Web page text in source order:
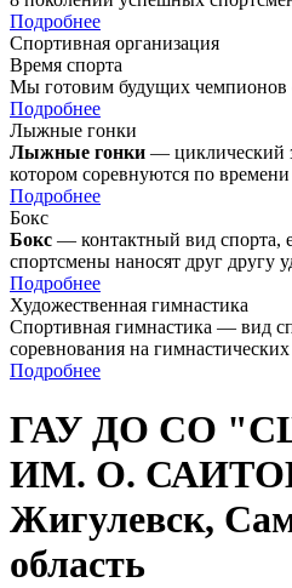
Подробнее
Спортивная организация
Время спорта
Мы готовим будущих чемпионов
Подробнее
Лыжные гонки
Лыжные гонки — циклический
котором соревнуются по
Подробнее
Бокс
Бокс — контактный вид спорта,
спортсмены наносят друг другу
Подробнее
Художественная гимнастика
Спортивная гимнастика — вид
соревнования на
Подробнее
ГАУ ДО СО
ИМ. О.
Жигулевск,
область